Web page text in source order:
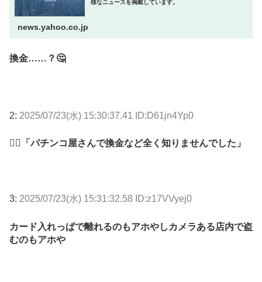
様なニュースを掲載しています。
news.yahoo.co.jp
換金……？🤔
2: 2025/07/23(水) 15:30:37.41 ID:D61jn4Yp0
👮‍♂「パチンコ屋さんで換金など全く知りませんでした」
3: 2025/07/23(水) 15:31:32.58 ID:z17VVyej0
カード入れっぱで離れるのもアホやしカメラある店内で盗
むのもアホや